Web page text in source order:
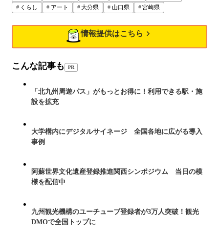
くらし
アート 大分県 山口県 宮崎県
情報提供はこちら
こんな記事も PR
「北九州周遊パス」がもっとお得に！利用できる駅・施
設を拡充
大学構内にデジタルサイネージ 全国各地に広がる導入
事例
阿蘇世界文化遺産登録推進関西シンポジウム 当日の模
様を配信中
九州観光機構のユーチューブ登録者が3万人突破！観光
DMOで全国トップに